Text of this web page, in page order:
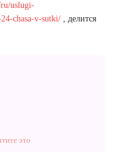
uslugi-
chasa-v-sutki/ , делится
это